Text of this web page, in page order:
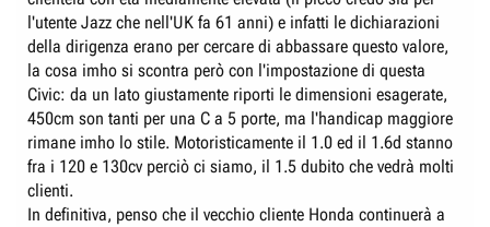
l'utente Jazz che nell'UK fa 61 anni) e infatti le dichiarazioni
della dirigenza erano per cercare di abbassare questo valore,
la cosa imho si scontra però con l'impostazione di questa
Civic: da un lato giustamente riporti le dimensioni esagerate,
450cm son tanti per una C a 5 porte, ma l'handicap maggiore
rimane imho lo stile. Motoristicamente il 1.0 ed il 1.6d stanno
fra i 120 e 130cv perciò ci siamo, il 1.5 dubito che vedrà molti
clienti.
In definitiva, penso che il vecchio cliente Honda continuerà a